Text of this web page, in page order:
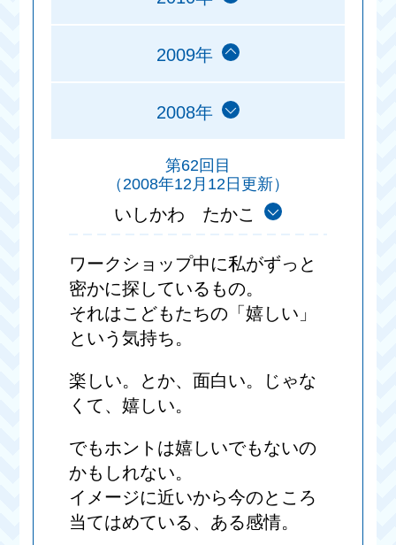
2009年
2008年
第62回目
（2008年12月12日更新）
いしかわ たかこ
ワークショップ中に私がずっと
密かに探しているもの。
それはこどもたちの「嬉しい」
という気持ち。
楽しい。とか、面白い。じゃな
くて、嬉しい。
でもホントは嬉しいでもないの
かもしれない。
イメージに近いから今のところ
当てはめている、ある感情。